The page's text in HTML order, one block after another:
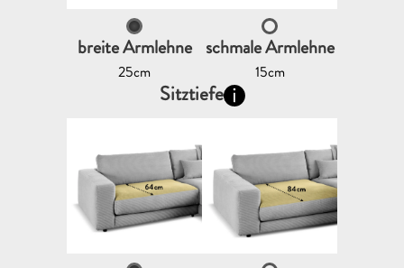
breite Armlehne
25cm
schmale Armlehne
15cm
Sitztiefe